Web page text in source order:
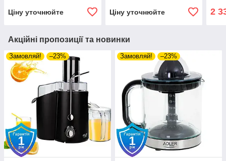
Ціну уточнюйте Ціну уточнюйте 2
Акційні пропозиції та новинки
Замовляй! –23% Замовляй! –23%